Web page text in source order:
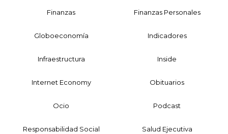
Finanzas Finanzas Personales
Globoeconomía Indicadores
Infraestructura Inside
Internet Economy Obituarios
Ocio Podcast
Responsabilidad Social Salud Ejecutiva